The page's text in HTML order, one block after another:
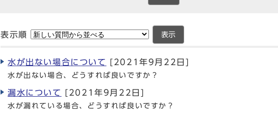
表示順 表示
水が出ない場合について [2021年9月22日]
水が出ない場合、どうすれば良いですか？
漏水について [2021年9月22日]
水が漏れている場合、どうすれば良いですか？